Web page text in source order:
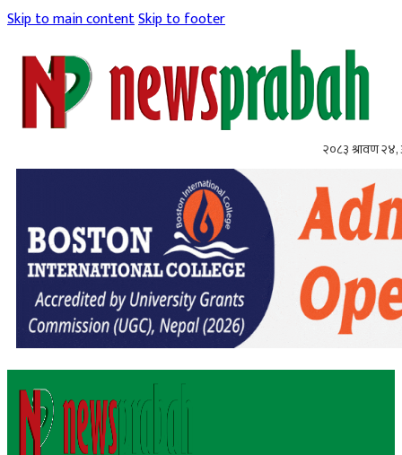
Skip to main contentSkip to footer
२०८३ श्रावण